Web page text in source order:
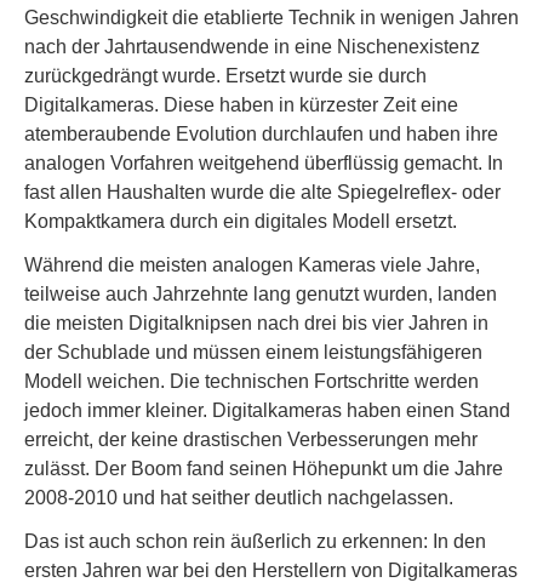
Geschwindigkeit die etablierte Technik in wenigen Jahren
nach der Jahrtausendwende in eine Nischenexistenz
zurückgedrängt wurde. Ersetzt wurde sie durch
Digitalkameras. Diese haben in kürzester Zeit eine
atemberaubende Evolution durchlaufen und haben ihre
analogen Vorfahren weitgehend überflüssig gemacht. In
fast allen Haushalten wurde die alte Spiegelreflex- oder
Kompaktkamera durch ein digitales Modell ersetzt.
Während die meisten analogen Kameras viele Jahre,
teilweise auch Jahrzehnte lang genutzt wurden, landen
die meisten Digitalknipsen nach drei bis vier Jahren in
der Schublade und müssen einem leistungsfähigeren
Modell weichen. Die technischen Fortschritte werden
jedoch immer kleiner. Digitalkameras haben einen Stand
erreicht, der keine drastischen Verbesserungen mehr
zulässt. Der Boom fand seinen Höhepunkt um die Jahre
2008-2010 und hat seither deutlich nachgelassen.
Das ist auch schon rein äußerlich zu erkennen: In den
ersten Jahren war bei den Herstellern von Digitalkameras